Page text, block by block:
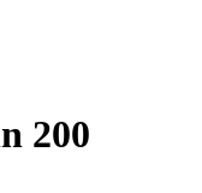
200